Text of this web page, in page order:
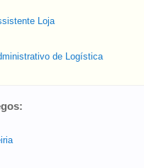
Loja
de Logística